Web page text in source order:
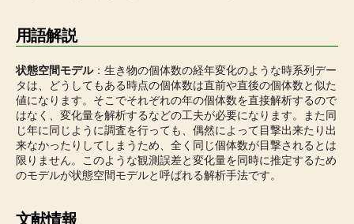
用語解説
状態空間モデル：生き物の個体数の経年変化のような時系列デー
タは、どうしてもある時点の個体数は直前や直後の個体数と似た
値になります。そこでそれぞれの年の個体数を直接解析するので
はなく、変化量を解析するなどの工夫が必要になります。また同
じ年に同じように調査を行っても、偶然によって目撃出来たり出
来なかったりしてしまうため、全く同じ個体数が目撃されるとは
限りません。このような観測誤差と変化量を同時に推定するため
のモデルが状態空間モデルと呼ばれる解析手法です。
文献情報